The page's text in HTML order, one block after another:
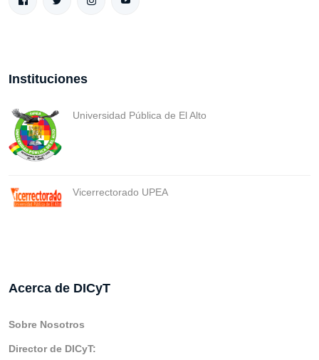
Instituciones
Universidad Pública de El Alto
Vicerrectorado UPEA
Acerca de DICyT
Sobre Nosotros
Director de DICyT: